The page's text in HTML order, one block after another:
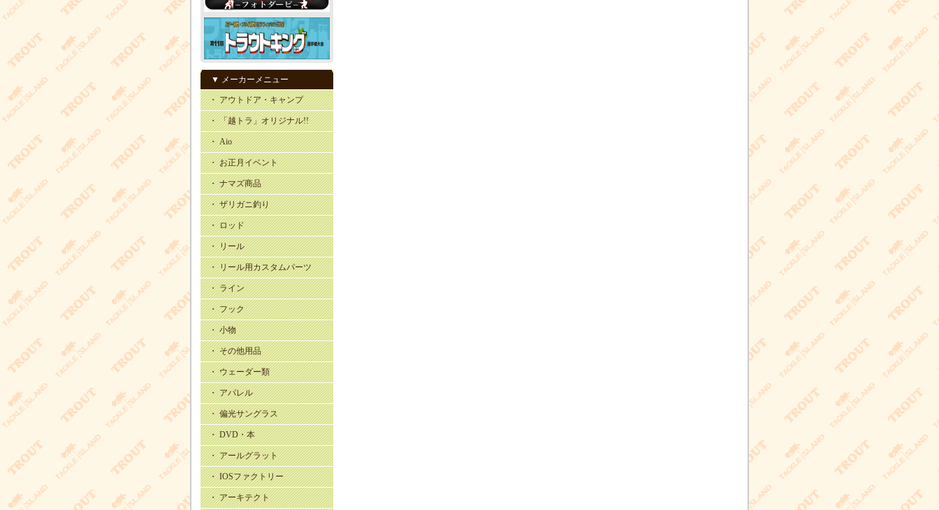
▼ メーカーメニュー
・ アウトドア・キャンプ
・ 「越トラ」オリジナル!!
・ Aio
・ お正月イベント
・ ナマズ商品
・ ザリガニ釣り
・ ロッド
・ リール
・ リール用カスタムパーツ
・ ライン
・ フック
・ 小物
・ その他用品
・ ウェーダー類
・ アパレル
・ 偏光サングラス
・ DVD・本
・ アールグラット
・ IOSファクトリー
・ アーキテクト